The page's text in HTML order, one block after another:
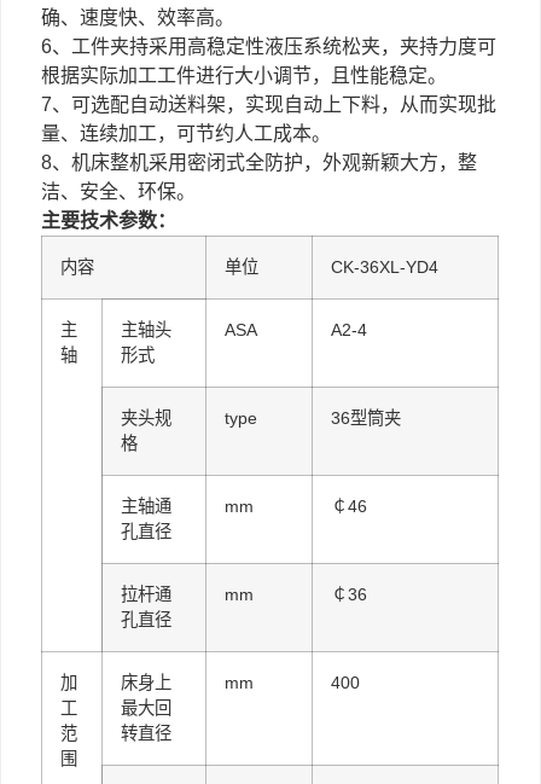
确、速度快、效率高。
6、工件夹持采用高稳定性液压系统松夹，夹持力度可
根据实际加工工件进行大小调节，且性能稳定。
7、可选配自动送料架，实现自动上下料，从而实现批
量、连续加工，可节约人工成本。
8、机床整机采用密闭式全防护，外观新颖大方，整
洁、安全、环保。
主要技术参数：
内容 单位 CK-36XL-YD4
主
轴
主轴头
形式
ASA A2-4
夹头规
格
type 36型筒夹
主轴通
孔直径
mm ￠46
拉杆通
孔直径
mm ￠36
加
工
范
围
床身上
最大回
转直径
mm 400